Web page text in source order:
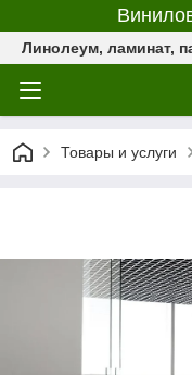
Линолеум, ламинат,
Товары и услуги